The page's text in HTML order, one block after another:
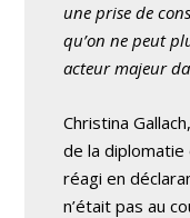
une prise de
qu’on ne peut
acteur majeur
Christina
de la diplomatie
réagi en
n’était pas au